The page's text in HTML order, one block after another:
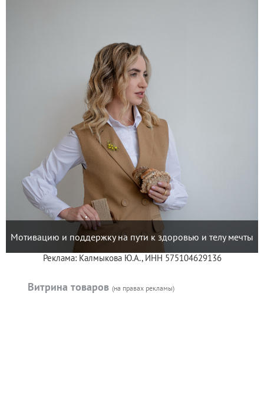
Мотивацию и поддержку на пути к здоровью и телу мечты
Реклама: Калмыкова Ю.А., ИНН 575104629136
Витрина товаров (на правах рекламы)